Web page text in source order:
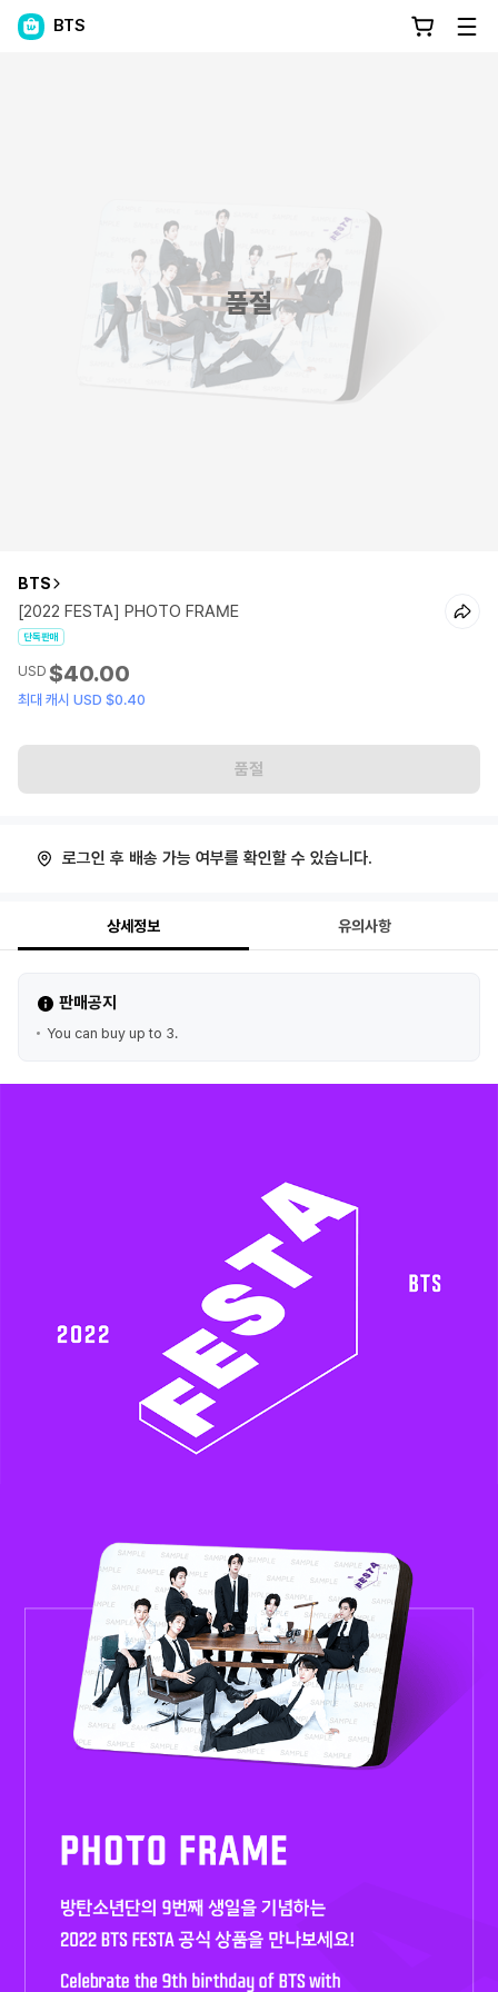
BTS
품절
BTS
[2022 FESTA] PHOTO FRAME
단독판매
USD $40.00
최대 캐시 USD $0.40
품절
로그인 후 배송 가능 여부를 확인할 수 있습니다.
상세정보 유의사항
판매공지
You can buy up to 3.